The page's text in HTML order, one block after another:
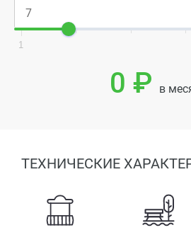
1
0 ₽ в
ТЕХНИЧЕСКИЕ